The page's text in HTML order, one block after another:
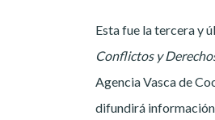
Esta fue la tercera y
Conflictos y
Agencia Vasca de
difundirá